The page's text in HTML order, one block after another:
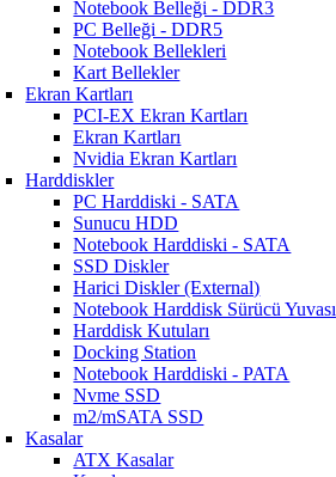
Notebook Belleği - DDR3
PC Belleği - DDR5
Notebook Bellekleri
Kart Bellekler
Ekran Kartları
PCI-EX Ekran Kartları
Ekran Kartları
Nvidia Ekran Kartları
Harddiskler
PC Harddiski - SATA
Sunucu HDD
Notebook Harddiski - SATA
SSD Diskler
Harici Diskler (External)
Notebook Harddisk Sürücü Yuvası
Harddisk Kutuları
Docking Station
Notebook Harddiski - PATA
Nvme SSD
m2/mSATA SSD
Kasalar
ATX Kasalar